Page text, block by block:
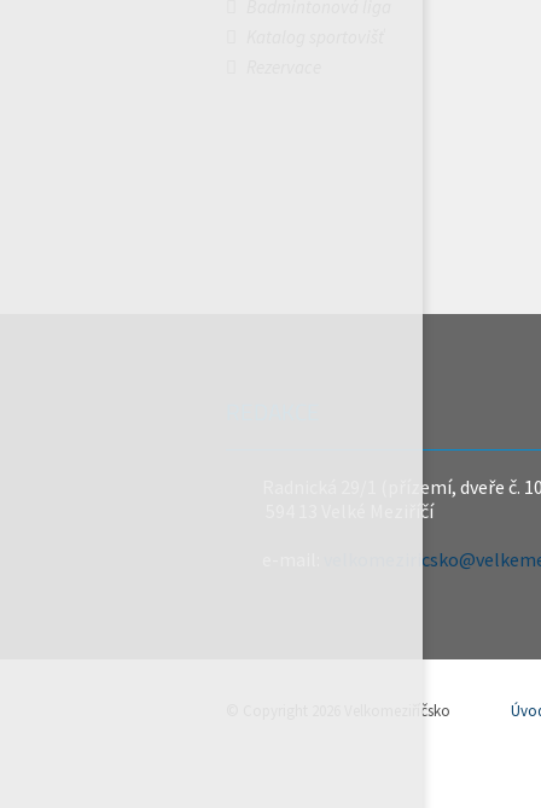
Radnická 29/1 (přízemí, dveře č.
594 13 Velké Meziříčí
© Copyright 2026 Velkomeziříčsko